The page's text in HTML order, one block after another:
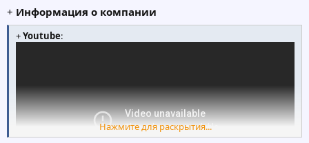
от своих инвестиций без необходимости активной торговли.
Кроме того, образовательные ресурсы и поддержка
сообщества QUANT GUARD предоставляют ценную
информацию и помощь новичкам, которые заинтересованы в
приглашать друзей и родственников присоединиться к
платформе, предлагая вознаграждение за успешные
рекомендации и укрепляя чувство общности и сотрудничества.
+ Информация о компании
+Youtube:
Нажмите для раскрытия...